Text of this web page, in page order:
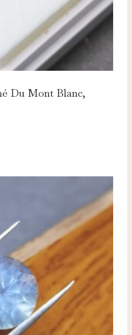
Du Mont Blanc,
Analytics, Matomo…).
des publicités